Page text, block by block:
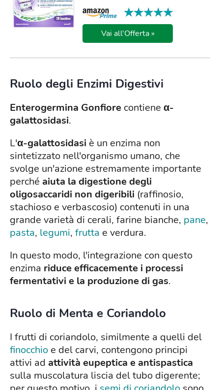
★★★★★
★★★★★
Vai all'Offerta »
Ruolo degli Enzimi Digestivi
Enterogermina Gonfiore contiene α-
galattosidasi.
L'α-galattosidasi è un enzima non
sintetizzato nell'organismo umano, che
svolge un'azione estremamente importante
perché aiuta la digestione degli
oligosaccaridi non digeribili (raffinosio,
stachioso e verbascosio) contenuti in una
grande varietà di cerali, farine bianche, pane,
pasta, legumi, frutta e verdura.
In questo modo, l'integrazione con questo
enzima riduce efficacemente i processi
fermentativi e la produzione di gas.
Ruolo di Menta e Coriandolo
I frutti di coriandolo, similmente a quelli del
finocchio e del carvi, contengono principi
attivi ad attività eupeptica e antispastica
sulla muscolatura liscia del tubo digerente;